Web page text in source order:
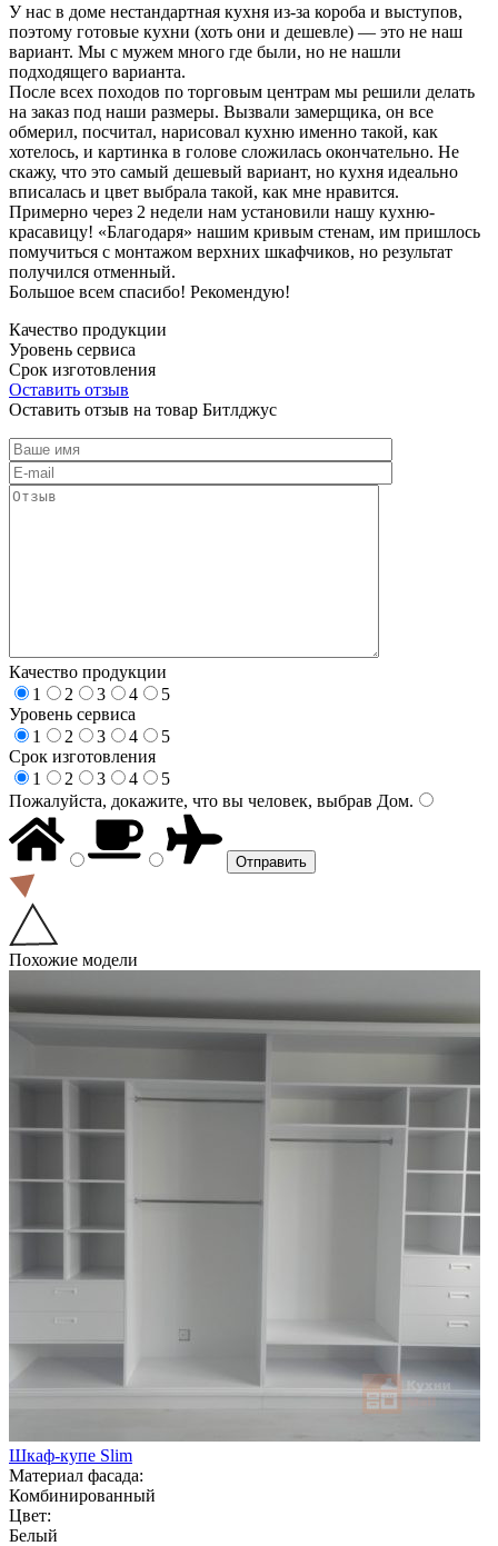
У нас в доме нестандартная кухня из-за короба и выступов,
поэтому готовые кухни (хоть они и дешевле) — это не наш
вариант. Мы с мужем много где были, но не нашли
подходящего варианта.
После всех походов по торговым центрам мы решили делать
на заказ под наши размеры. Вызвали замерщика, он все
обмерил, посчитал, нарисовал кухню именно такой, как
хотелось, и картинка в голове сложилась окончательно. Не
скажу, что это самый дешевый вариант, но кухня идеально
вписалась и цвет выбрала такой, как мне нравится.
Примерно через 2 недели нам установили нашу кухню-
красавицу! «Благодаря» нашим кривым стенам, им пришлось
помучиться с монтажом верхних шкафчиков, но результат
получился отменный.
Большое всем спасибо! Рекомендую!
Качество продукции
Уровень сервиса
Срок изготовления
Оставить отзыв
Оставить отзыв на товар Битлджус
Качество продукции
1
2 3 4
5
Уровень сервиса
1
2 3 4
5
Срок изготовления
1
2 3 4
5
Пожалуйста, докажите, что вы человек, выбрав Дом.
Похожие модели
Шкаф-купе Slim
Материал фасада:
Комбинированный
Цвет:
Белый